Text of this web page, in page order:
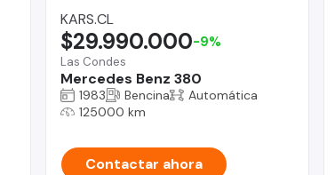
KARS.CL
Las Condes
Mercedes Benz 380
$29.990.000-9%
1983 Bencina
Automática
125000 km
Contactar ahora